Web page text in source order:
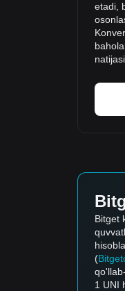
etadi,
Bitget
(
1 UNI